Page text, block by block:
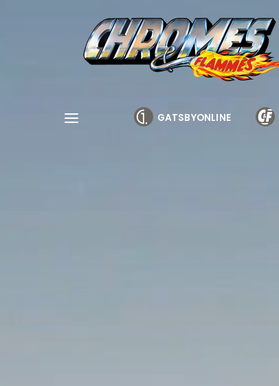
GATSBYONLINE